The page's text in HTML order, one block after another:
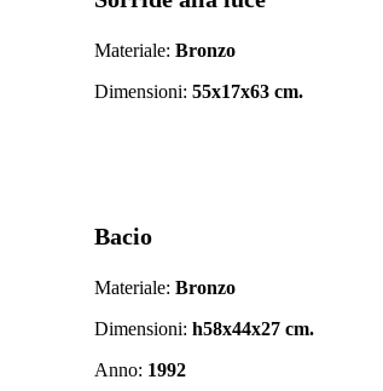
Materiale: Bronzo
Dimensioni: 55x17x63 cm.
Bacio
Materiale: Bronzo
Dimensioni: h58x44x27 cm.
Anno: 1992